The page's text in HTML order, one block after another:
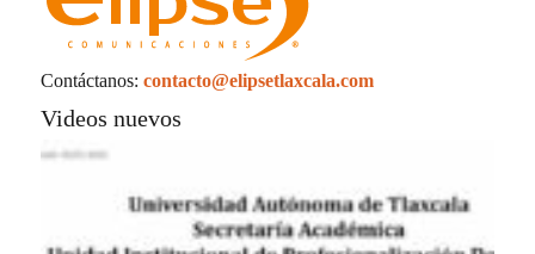
Contáctanos: contacto@elipsetlaxcala.com
Videos nuevos